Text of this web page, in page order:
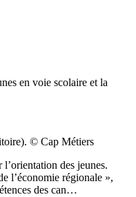
en voie scolaire et la
© Cap Métiers
des jeunes.
l’économie régionale »,
des can…